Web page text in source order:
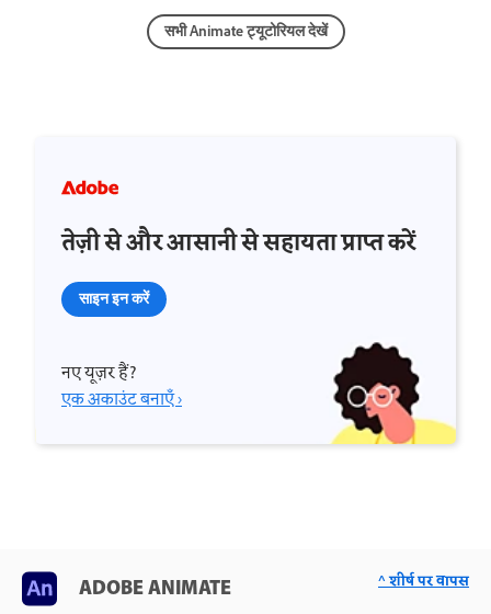
सभी Animate ट्यूटोरियल देखें
तेज़ी से और आसानी से सहायता प्राप्त करें
साइन इन करें
नए यूज़र हैं?
एक अकाउंट बनाएँ ›
ADOBE ANIMATE ^ शीर्ष पर वापस